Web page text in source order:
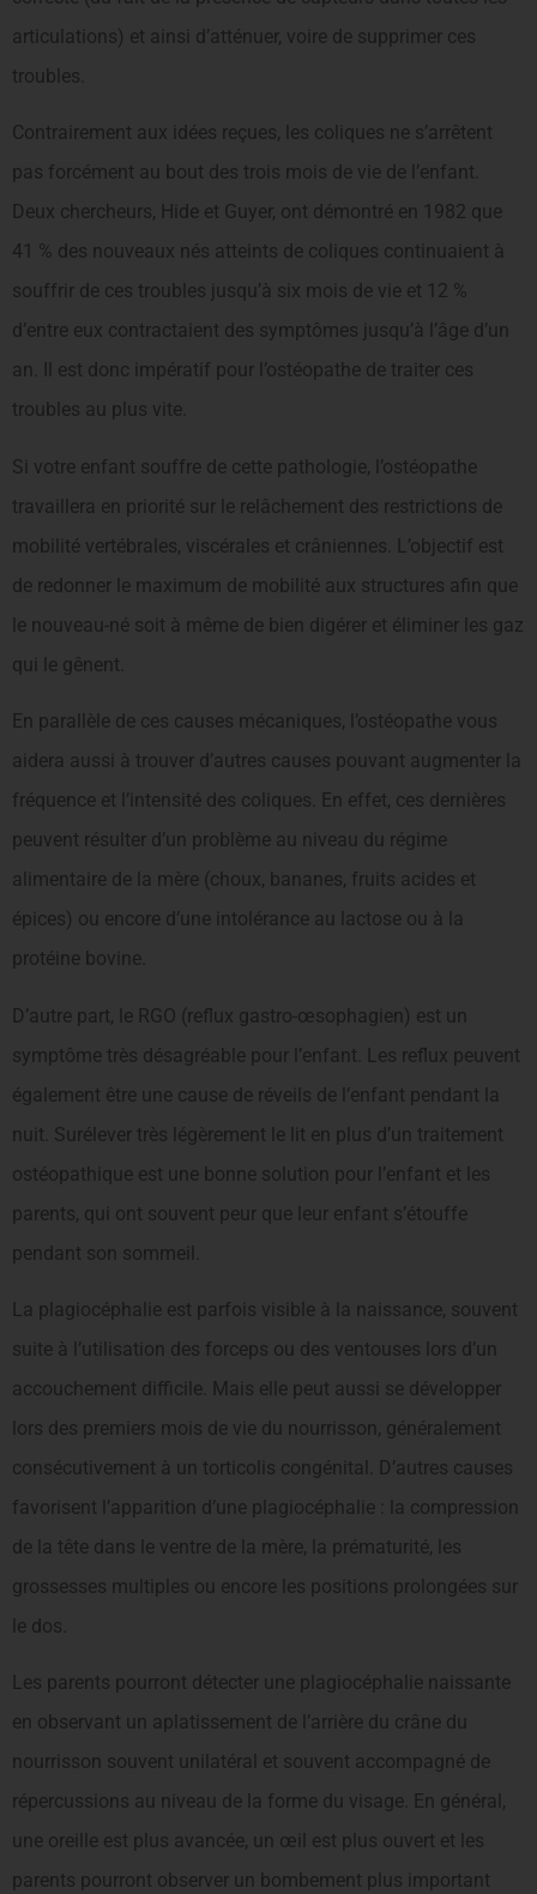
articulations) et ainsi d’atténuer, voire de supprimer ces
troubles.
Contrairement aux idées reçues, les coliques ne s’arrêtent
pas forcément au bout des trois mois de vie de l’enfant.
Deux chercheurs, Hide et Guyer, ont démontré en 1982 que
41 % des nouveaux nés atteints de coliques continuaient à
souffrir de ces troubles jusqu’à six mois de vie et 12 %
d’entre eux contractaient des symptômes jusqu’à l’âge d’un
an. Il est donc impératif pour l’ostéopathe de traiter ces
troubles au plus vite.
Si votre enfant souffre de cette pathologie, l’ostéopathe
travaillera en priorité sur le relâchement des restrictions de
mobilité vertébrales, viscérales et crâniennes. L’objectif est
de redonner le maximum de mobilité aux structures afin que
le nouveau-né soit à même de bien digérer et éliminer les gaz
qui le gênent.
En parallèle de ces causes mécaniques, l’ostéopathe vous
aidera aussi à trouver d’autres causes pouvant augmenter la
fréquence et l’intensité des coliques. En effet, ces dernières
peuvent résulter d’un problème au niveau du régime
alimentaire de la mère (choux, bananes, fruits acides et
épices) ou encore d’une intolérance au lactose ou à la
protéine bovine.
D’autre part, le RGO (reflux gastro-œsophagien) est un
symptôme très désagréable pour l’enfant. Les reflux peuvent
également être une cause de réveils de l’enfant pendant la
nuit. Surélever très légèrement le lit en plus d’un traitement
ostéopathique est une bonne solution pour l’enfant et les
parents, qui ont souvent peur que leur enfant s’étouffe
pendant son sommeil.
La plagiocéphalie est parfois visible à la naissance, souvent
suite à l’utilisation des forceps ou des ventouses lors d’un
accouchement difficile. Mais elle peut aussi se développer
lors des premiers mois de vie du nourrisson, généralement
consécutivement à un torticolis congénital. D’autres causes
favorisent l’apparition d’une plagiocéphalie : la compression
de la tête dans le ventre de la mère, la prématurité, les
grossesses multiples ou encore les positions prolongées sur
le dos.
Les parents pourront détecter une plagiocéphalie naissante
en observant un aplatissement de l’arrière du crâne du
nourrisson souvent unilatéral et souvent accompagné de
répercussions au niveau de la forme du visage. En général,
une oreille est plus avancée, un œil est plus ouvert et les
parents pourront observer un bombement plus important